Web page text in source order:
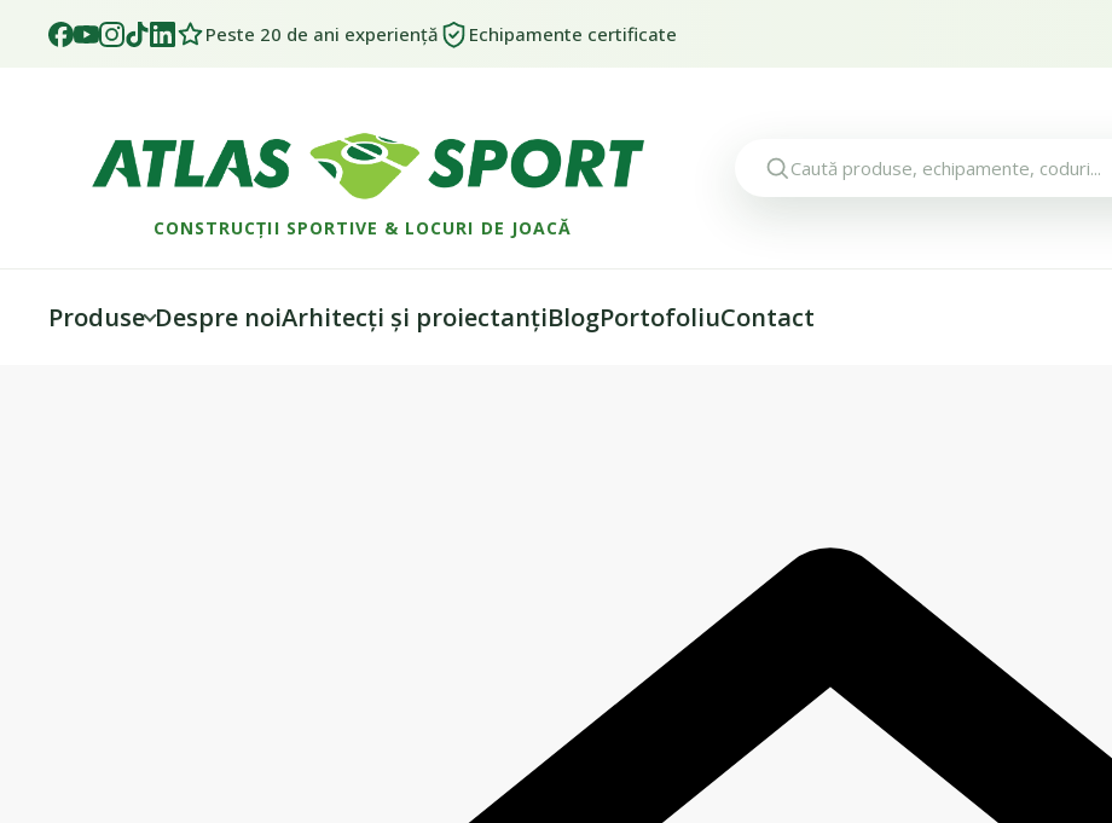
Peste 20 de ani experiență Echipamente certificate
CONSTRUCȚII SPORTIVE & LOCURI DE JOACĂ
Produse Despre noiArhitecți și proiectanțiBlogPortofoliuContact